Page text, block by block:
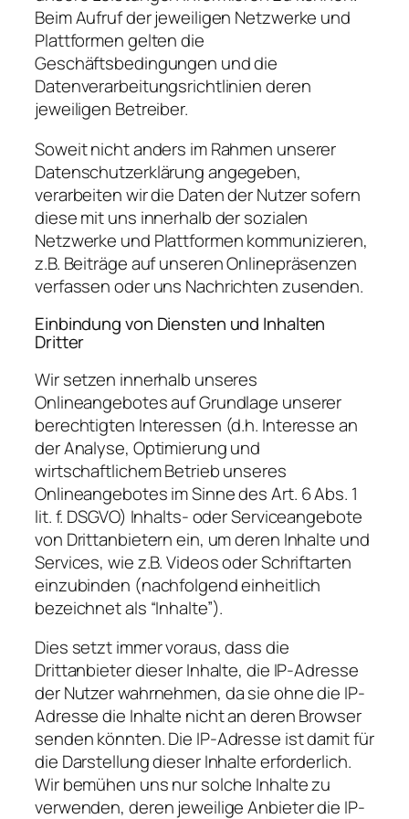
Beim Aufruf der jeweiligen Netzwerke und
Plattformen gelten die
Geschäftsbedingungen und die
Datenverarbeitungsrichtlinien deren
jeweiligen Betreiber.
Soweit nicht anders im Rahmen unserer
Datenschutzerklärung angegeben,
verarbeiten wir die Daten der Nutzer sofern
diese mit uns innerhalb der sozialen
Netzwerke und Plattformen kommunizieren,
z.B. Beiträge auf unseren Onlinepräsenzen
verfassen oder uns Nachrichten zusenden.
Einbindung von Diensten und Inhalten
Dritter
Wir setzen innerhalb unseres
Onlineangebotes auf Grundlage unserer
berechtigten Interessen (d.h. Interesse an
der Analyse, Optimierung und
wirtschaftlichem Betrieb unseres
Onlineangebotes im Sinne des Art. 6 Abs. 1
lit. f. DSGVO) Inhalts- oder Serviceangebote
von Drittanbietern ein, um deren Inhalte und
Services, wie z.B. Videos oder Schriftarten
einzubinden (nachfolgend einheitlich
bezeichnet als “Inhalte”).
Dies setzt immer voraus, dass die
Drittanbieter dieser Inhalte, die IP-Adresse
der Nutzer wahrnehmen, da sie ohne die IP-
Adresse die Inhalte nicht an deren Browser
senden könnten. Die IP-Adresse ist damit für
die Darstellung dieser Inhalte erforderlich.
Wir bemühen uns nur solche Inhalte zu
verwenden, deren jeweilige Anbieter die IP-